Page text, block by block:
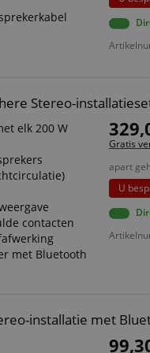
Stereo-
elk 200 W
contacten
met Bluetooth
Gratis
apart
U
installatie met
service om
across page
are used by the
so users can
pages.
used to facilitate
session by the
across page
Omschrijving